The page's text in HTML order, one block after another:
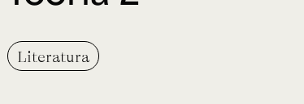
Literatura